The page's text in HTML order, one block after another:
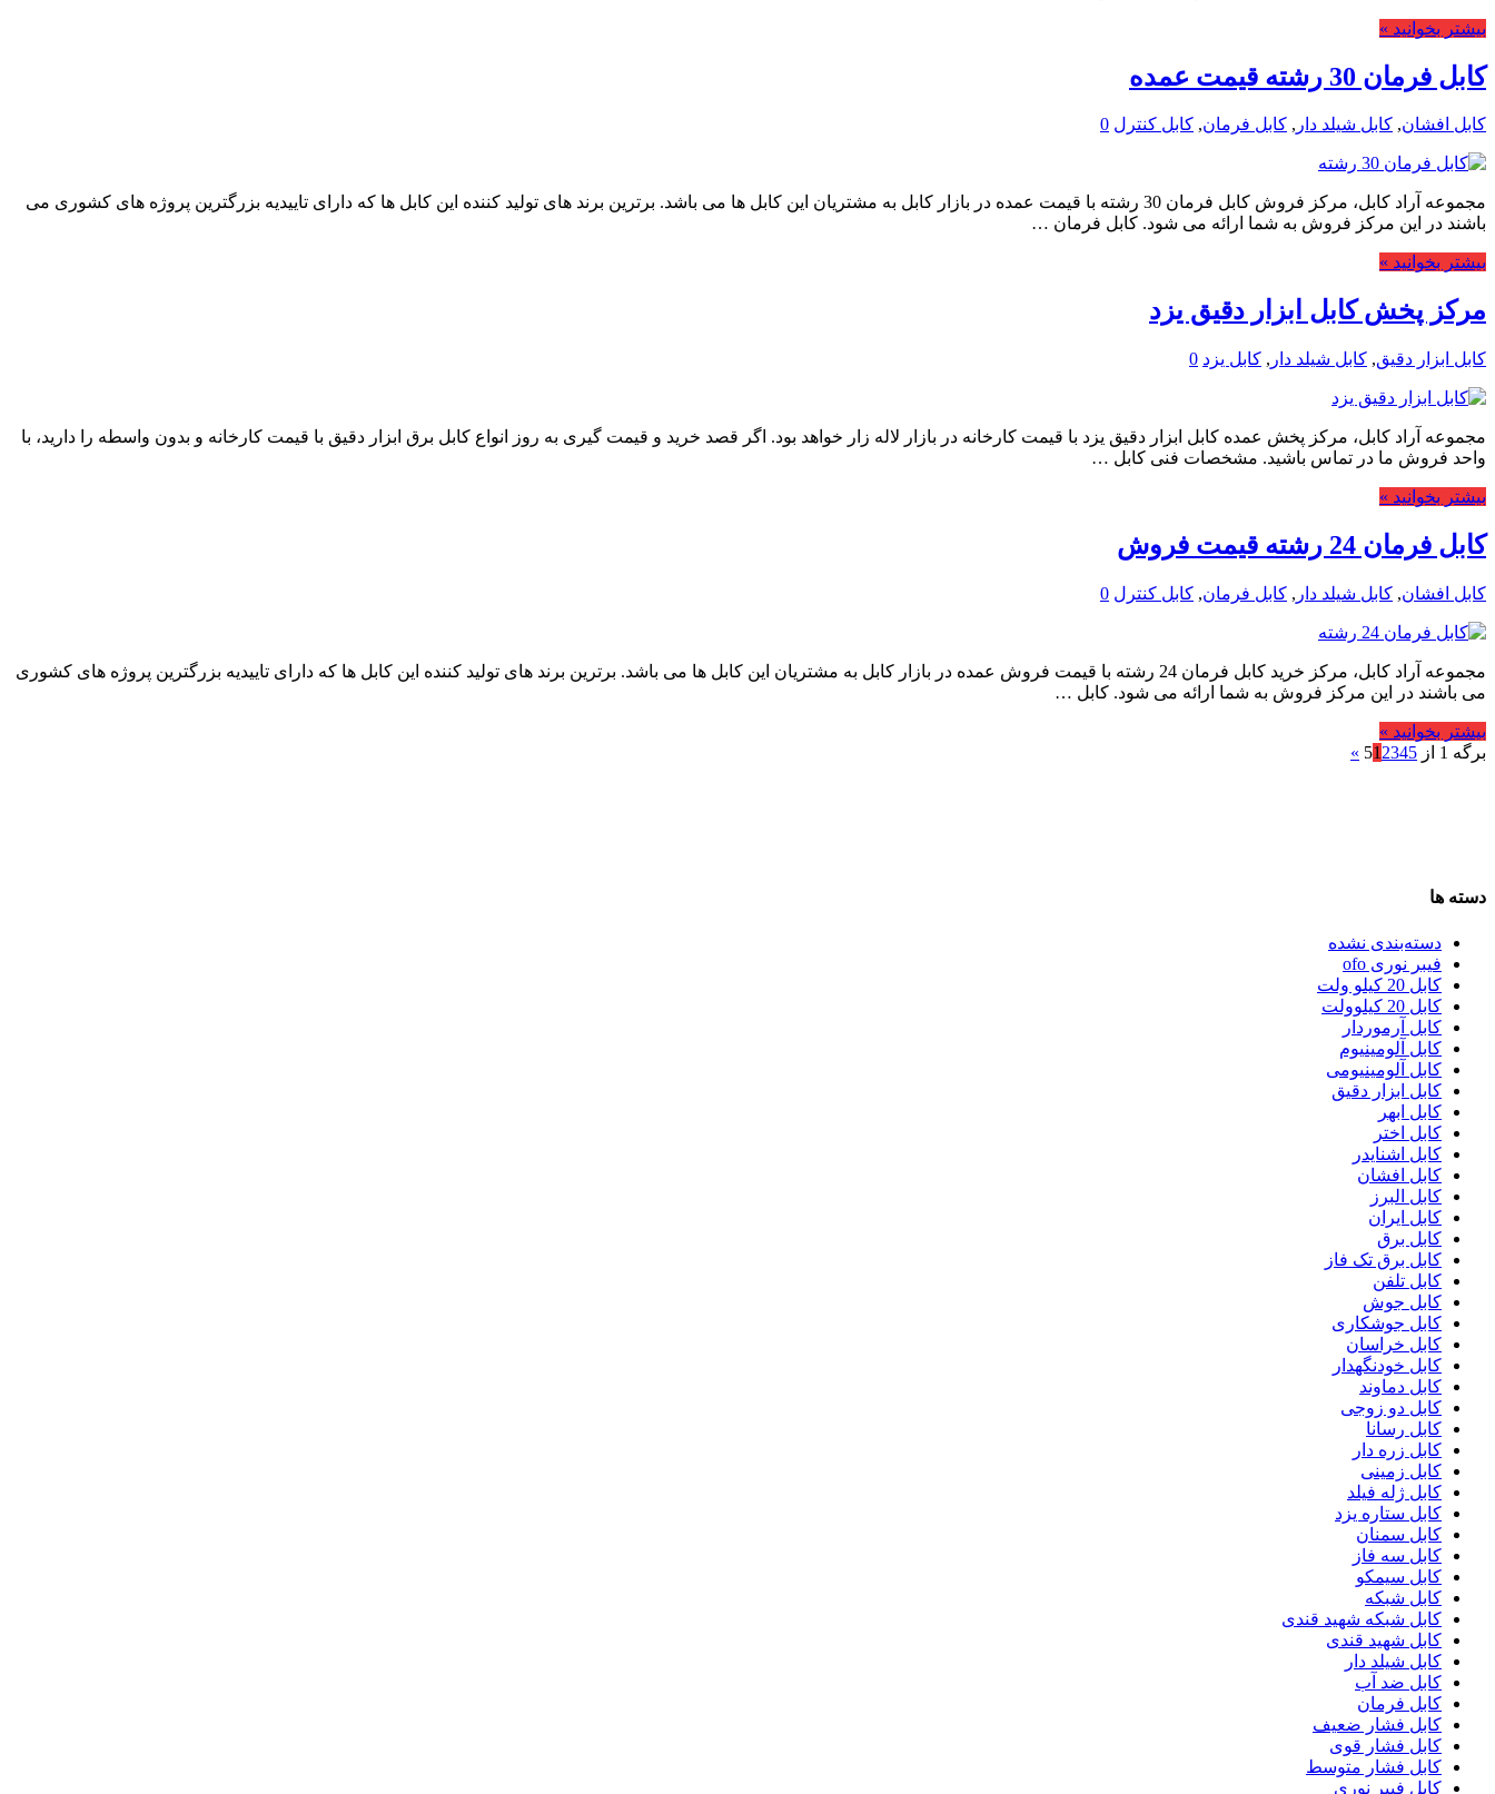
بیشتر بخوانید »
کابل فرمان 30 رشته قیمت عمده
کابل افشان, کابل شیلد دار , کابل فرمان, کابل کنترل 0
مجموعه آراد کابل، مرکز فروش کابل فرمان 30 رشته با قیمت عمده در بازار کابل به مشتریان این کابل ها می باشد. برترین برند های تولید کننده این کابل ها که دارای تاییدیه بزرگترین پروژه های کشوری می
باشند در این مرکز فروش به شما ارائه می شود. کابل فرمان …
بیشتر بخوانید »
مرکز پخش کابل ابزار دقیق یزد
کابل ابزار دقیق, کابل شیلد دار , کابل یزد 0
مجموعه آراد کابل، مرکز پخش عمده کابل ابزار دقیق یزد با قیمت کارخانه در بازار لاله زار خواهد بود. اگر قصد خرید و قیمت گیری به روز انواع کابل برق ابزار دقیق با قیمت کارخانه و بدون واسطه را دارید، با
واحد فروش ما در تماس باشید. مشخصات فنی کابل …
بیشتر بخوانید »
کابل فرمان 24 رشته قیمت فروش
کابل افشان, کابل شیلد دار , کابل فرمان, کابل کنترل 0
مجموعه آراد کابل، مرکز خرید کابل فرمان 24 رشته با قیمت فروش عمده در بازار کابل به مشتریان این کابل ها می باشد. برترین برند های تولید کننده این کابل ها که دارای تاییدیه بزرگترین پروژه های کشوری
می باشند در این مرکز فروش به شما ارائه می شود. کابل …
بیشتر بخوانید »
برگه 1 از 5
1 2345
»
دسته ها
دسته‌بندی نشده
فیبر نوری ofo
کابل 20 کیلو ولت
کابل 20 کیلوولت
کابل آرموردار
کابل آلومینیوم
کابل آلومینیومی
کابل ابزار دقیق
کابل ابهر
کابل اختر
کابل اشنایدر
کابل افشان
کابل البرز
کابل ایران
کابل برق
کابل برق تک فاز
کابل تلفن
کابل جوش
کابل جوشکاری
کابل خراسان
کابل خودنگهدار
کابل دماوند
کابل دو زوجی
کابل رسانا
کابل زره دار
کابل زمینی
کابل ژله فیلد
کابل ستاره یزد
کابل سمنان
کابل سه فاز
کابل سیمکو
کابل شبکه
کابل شبکه شهید قندی
کابل شهید قندی
کابل شیلد دار
کابل ضد آب
کابل فرمان
کابل فشار ضعیف
کابل فشار قوی
کابل فشار متوسط
کابل فیبر نوری